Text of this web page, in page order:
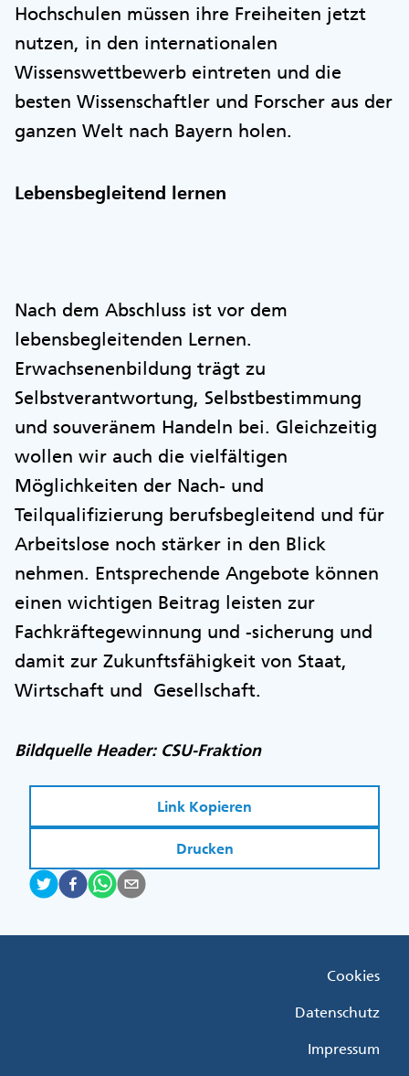
Hochschulen müssen ihre Freiheiten jetzt
nutzen, in den internationalen
Wissenswettbewerb eintreten und die
besten Wissenschaftler und Forscher aus der
ganzen Welt nach Bayern holen.
Lebensbegleitend lernen
Nach dem Abschluss ist vor dem
lebensbegleitenden Lernen.
Erwachsenenbildung trägt zu
Selbstverantwortung, Selbstbestimmung
und souveränem Handeln bei. Gleichzeitig
wollen wir auch die vielfältigen
Möglichkeiten der Nach- und
Teilqualifizierung berufsbegleitend und für
Arbeitslose noch stärker in den Blick
nehmen. Entsprechende Angebote können
einen wichtigen Beitrag leisten zur
Fachkräftegewinnung und -sicherung und
damit zur Zukunftsfähigkeit von Staat,
Wirtschaft und Gesellschaft.
Bildquelle Header: CSU-Fraktion
Link Kopieren
Drucken
Cookies
Datenschutz
Impressum